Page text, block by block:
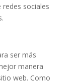
sociales
ser más
manera
web. Como